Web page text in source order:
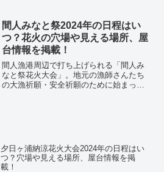
流しの一つとして知られています。本記
事では、宮津燈...
間人みなと祭2024年の日程はい
つ？花火の穴場や見える場所、屋
台情報を掲載！
間人漁港周辺で打ち上げられる「間人み
なと祭花火大会」。地元の漁師さんたち
の大漁祈願・安全祈願のために始まった
夕日ヶ浦納涼花火大会2024年の日程はい
つ？穴場や見える場所、屋台情報を掲
載！